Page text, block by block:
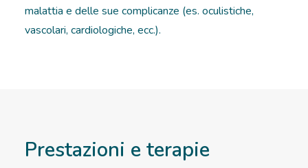
malattia e delle sue complicanze (es. oculistiche,
vascolari, cardiologiche, ecc.).
Prestazioni e terapie